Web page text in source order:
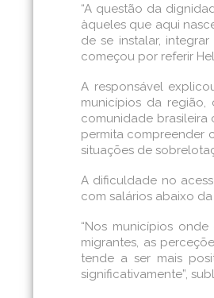
“A questão da
àqueles que aqui
de se instalar,
começou por referir
A responsável
municípios da
comunidade brasileira
permita compreender
situações de
A dificuldade no
com salários abaixo
“Nos municípios
migrantes, as
tende a ser mais
significativamente”,